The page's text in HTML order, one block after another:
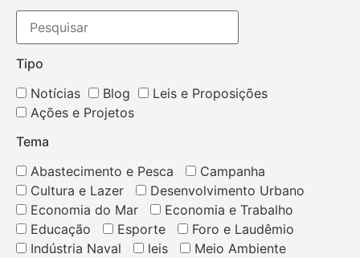
Tipo
Notícias
Blog
Leis e Proposições
Ações e Projetos
Tema
Abastecimento e Pesca
Campanha
Cultura e Lazer
Desenvolvimento Urbano
Economia do Mar
Economia e Trabalho
Educação
Esporte
Foro e Laudêmio
Indústria Naval
leis
Meio Ambiente